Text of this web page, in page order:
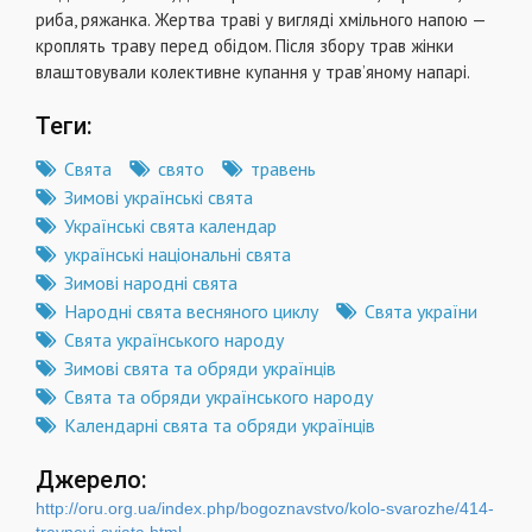
риба, ряжанка. Жертва траві у вигляді хмільного напою —
кроплять траву перед обідом. Після збору трав жінки
влаштовували колективне купання у трав’яному напарі.
Теги:
Свята свято
травень
Зимові українські свята
Українські свята календар
українські національні свята
Зимові народні свята
Народні свята весняного циклу
Свята україни
Свята українського народу
Зимові свята та обряди українців
Свята та обряди українського народу
Календарні свята та обряди українців
Джерело:
http://oru.org.ua/index.php/bogoznavstvo/kolo-svarozhe/414-